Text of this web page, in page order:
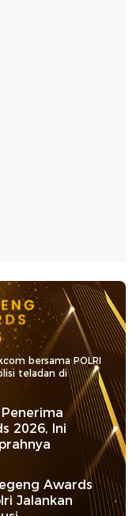
bersama POLRI
teladan di
2026, Ini
Awards
Jalankan